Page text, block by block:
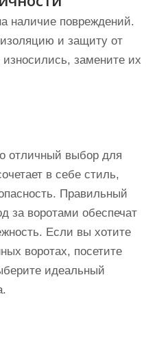
наличие повреждений.
и защиту от
замените их
отличный выбор для
в себе стиль,
Правильный
за воротами обеспечат
Если вы хотите
воротах, посетите
идеальный